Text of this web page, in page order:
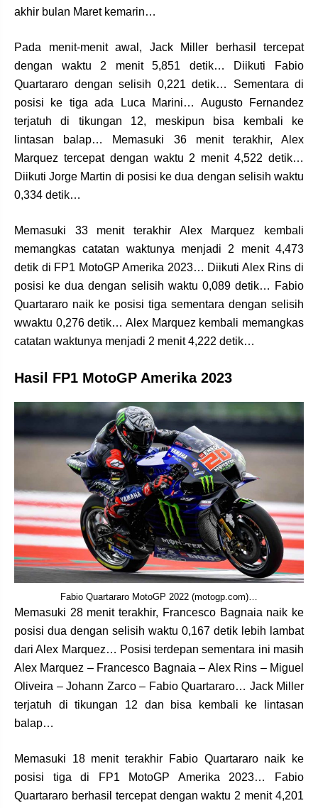
akhir bulan Maret kemarin…
Pada menit-menit awal, Jack Miller berhasil tercepat
dengan waktu 2 menit 5,851 detik… Diikuti Fabio
Quartararo dengan selisih 0,221 detik… Sementara di
posisi ke tiga ada Luca Marini… Augusto Fernandez
terjatuh di tikungan 12, meskipun bisa kembali ke
lintasan balap… Memasuki 36 menit terakhir, Alex
Marquez tercepat dengan waktu 2 menit 4,522 detik…
Diikuti Jorge Martin di posisi ke dua dengan selisih waktu
0,334 detik…
Memasuki 33 menit terakhir Alex Marquez kembali
memangkas catatan waktunya menjadi 2 menit 4,473
detik di FP1 MotoGP Amerika 2023… Diikuti Alex Rins di
posisi ke dua dengan selisih waktu 0,089 detik… Fabio
Quartararo naik ke posisi tiga sementara dengan selisih
wwaktu 0,276 detik… Alex Marquez kembali memangkas
catatan waktunya menjadi 2 menit 4,222 detik…
Hasil FP1 MotoGP Amerika 2023
Fabio Quartararo MotoGP 2022 (motogp.com)…
Memasuki 28 menit terakhir, Francesco Bagnaia naik ke
posisi dua dengan selisih waktu 0,167 detik lebih lambat
dari Alex Marquez… Posisi terdepan sementara ini masih
Alex Marquez – Francesco Bagnaia – Alex Rins – Miguel
Oliveira – Johann Zarco – Fabio Quartararo… Jack Miller
terjatuh di tikungan 12 dan bisa kembali ke lintasan
balap…
Memasuki 18 menit terakhir Fabio Quartararo naik ke
posisi tiga di FP1 MotoGP Amerika 2023… Fabio
Quartararo berhasil tercepat dengan waktu 2 menit 4,201